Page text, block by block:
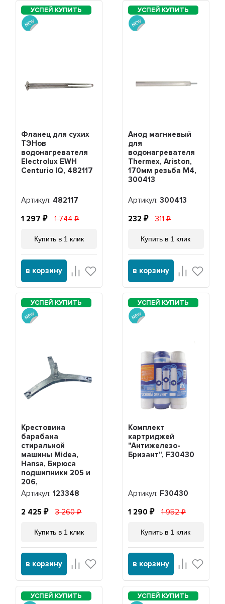
Фланец для сухих
ТЭНов
водонагревателя
Electrolux EWH
Centurio IQ, 482117
Артикул: 482117
1 297 1 744
Купить в 1 клик
в корзину
Анод магниевый
для
водонагревателя
Thermex, Ariston,
170мм резьба M4,
300413
Артикул: 300413
232 311
Купить в 1 клик
в корзину
Крестовина
барабана
стиральной
машины Midea,
Hansa, Бирюса
подшипники 205 и
206,
12338100000348,
123348
Артикул:123348
2 425 3 260
Купить в 1 клик
в корзину
Комплект
картриджей
"Антижелезо-
Бризант", F30430
Артикул: F30430
1 290 1 952
Купить в 1 клик
в корзину